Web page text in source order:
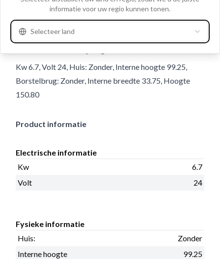
Gebruiksnummer 230841
Kw 6.7, Volt 24, Huis: Zonder, Interne hoogte 99.25,
Borstelbrug: Zonder, Interne breedte 33.75, Hoogte
150.80
Product informatie
Electrische informatie
Kw
6.7
Volt
24
Fysieke informatie
Huis:
Zonder
Interne hoogte
99.25
informatie voor uw regio kunnen tonen.
Selecteer land